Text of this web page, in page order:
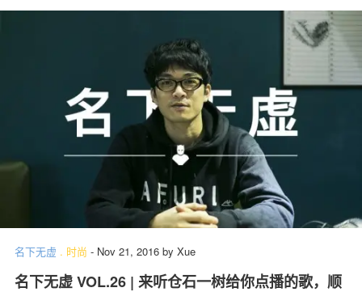
名下无虚 . 时尚 - Nov 21, 2016 by Xue
名下无虚 VOL.26 | 来听仓石一树给你点播的歌，顺